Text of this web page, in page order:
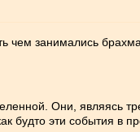
чем занимались
Они, являясь
будто эти события в